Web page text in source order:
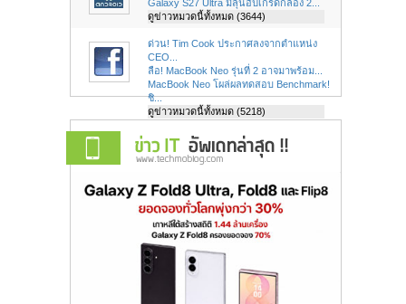
Galaxy S27 Ultra มีลุ้นอัปเกรดกล้อง 2...
ดูข่าวหมวดนี้ทั้งหมด (3644)
ด่วน! Tim Cook ประกาศลงจากตำแหน่ง
CEO...
ลือ! MacBook Neo รุ่นที่ 2 อาจมาพร้อม...
MacBook Neo โผล่ผลทดสอบ Benchmark!
ชิ...
ดูข่าวหมวดนี้ทั้งหมด (5218)